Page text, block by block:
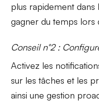
plus rapidement dans
gagner du temps lors
Conseil n°2 :
Activez les
sur les tâches et les
ainsi une gestion